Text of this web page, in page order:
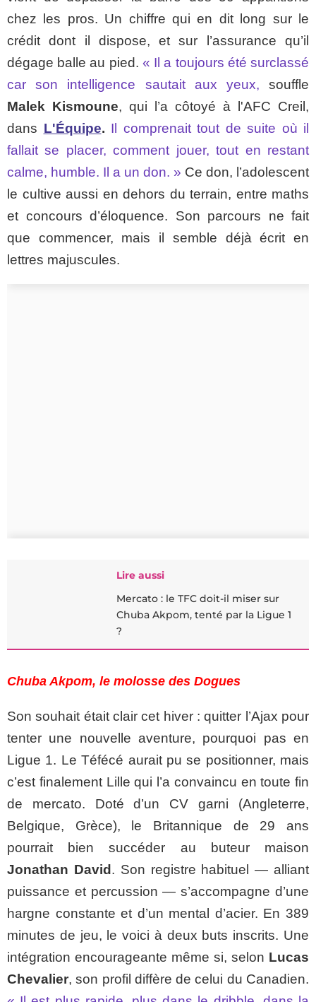
chez les pros. Un chiffre qui en dit long sur le
crédit dont il dispose, et sur l’assurance qu’il
dégage balle au pied. « Il a toujours été surclassé
car son intelligence sautait aux yeux, souffle
Malek Kismoune, qui l’a côtoyé à l'AFC Creil,
dans L'Équipe. Il comprenait tout de suite où il
fallait se placer, comment jouer, tout en restant
calme, humble. Il a un don. » Ce don, l’adolescent
le cultive aussi en dehors du terrain, entre maths
et concours d’éloquence. Son parcours ne fait
que commencer, mais il semble déjà écrit en
lettres majuscules.
Lire aussi
Mercato : le TFC doit-il miser sur
Chuba Akpom, tenté par la Ligue 1
?
Chuba Akpom, le molosse des Dogues
Son souhait était clair cet hiver : quitter l’Ajax pour
tenter une nouvelle aventure, pourquoi pas en
Ligue 1. Le Téfécé aurait pu se positionner, mais
c’est finalement Lille qui l’a convaincu en toute fin
de mercato. Doté d’un CV garni (Angleterre,
Belgique, Grèce), le Britannique de 29 ans
pourrait bien succéder au buteur maison
Jonathan David . Son registre habituel — alliant
puissance et percussion — s’accompagne d’une
hargne constante et d’un mental d’acier. En 389
minutes de jeu, le voici à deux buts inscrits. Une
intégration encourageante même si, selon Lucas
Chevalier, son profil diffère de celui du Canadien.